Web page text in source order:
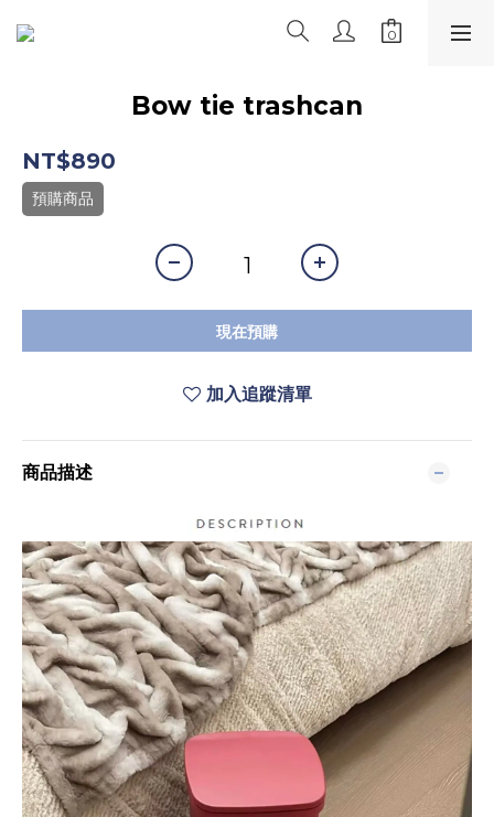
Bow tie trashcan
NT$890
預購商品
現在預購
加入追蹤清單
商品描述